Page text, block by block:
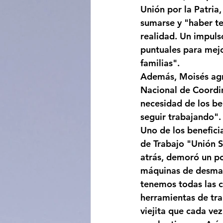
Unión por la
sumarse y "haber
realidad. Un
puntuales para
familias".
Además, Moisés
Nacional de
necesidad de los
seguir trabajando".
Uno de los
de Trabajo "Unión
atrás, demoró un
máquinas de
tenemos todas las
herramientas de
viejita que cada